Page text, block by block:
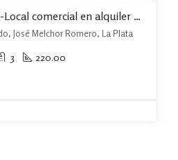
Av. 520 E/152 y 152 BIS-Local comercial en alquiler de 140 m2
José Melchor Romero, La Plata
3 220.00